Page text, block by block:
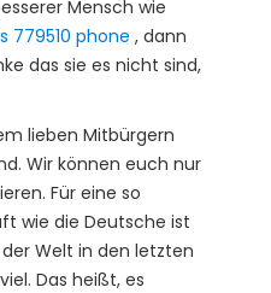
Mensch wie
779510 phone , dann
das sie es nicht sind,
lieben Mitbürgern
Wir können euch nur
Für eine so
wie die Deutsche ist
Welt in den letzten
Das heißt, es